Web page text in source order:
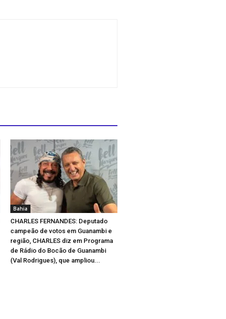
Bahia
CHARLES FERNANDES: Deputado
campeão de votos em Guanambi e
região, CHARLES diz em Programa
de Rádio do Bocão de Guanambi
(Val Rodrigues), que ampliou...